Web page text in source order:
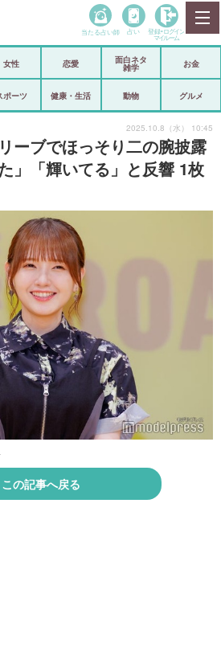
政治
スポーツ
アリ／ナシ
ショップ
ログイン/マイルーム
当たる占い師 占い 登録• ログイン
マイルーム
女性 恋愛
面白ネタ
雑学
お金
ポーツ 健康・生活 動物 グルメ
ーブでほっそり二の腕披露
」「輝いてる」と反響 1枚
2025.10.8（水） 10:45
この記事へ戻る